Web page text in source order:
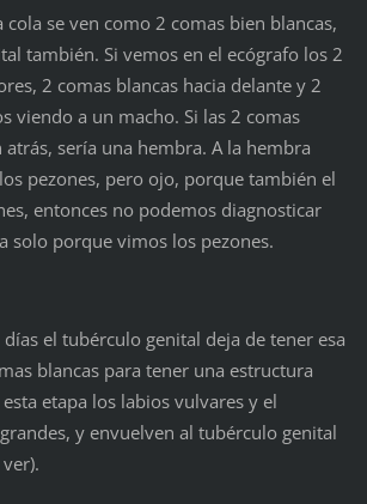
cola se ven como 2 comas bien blancas,
también. Si vemos en el ecógrafo los 2
2 comas blancas hacia delante y 2
viendo a un macho. Si las 2 comas
atrás, sería una hembra. A la hembra
pezones, pero ojo, porque también el
entonces no podemos diagnosticar
solo porque vimos los pezones.
el tubérculo genital deja de tener esa
blancas para tener una estructura
etapa los labios vulvares y el
y envuelven al tubérculo genital